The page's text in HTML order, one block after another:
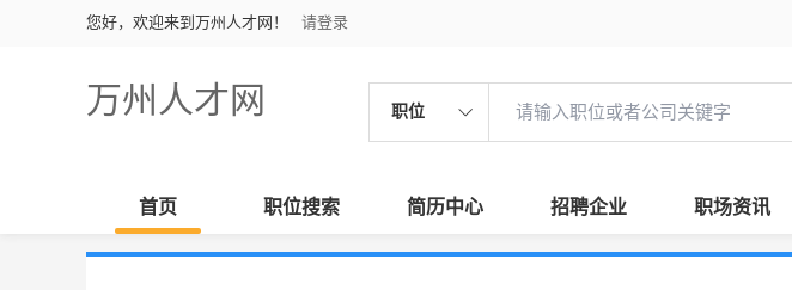
您好，欢迎来到万州人才网！ 请登录
万州人才网 职位
首页 职位搜索 简历中心 招聘企业 职场资讯